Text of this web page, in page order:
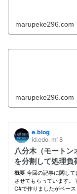
marupeke296.com
marupeke296.com